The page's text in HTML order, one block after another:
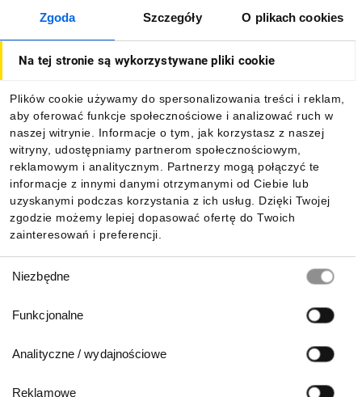
Zgoda Szczegóły O plikach cookies
Na tej stronie są wykorzystywane pliki cookie
Plików cookie używamy do spersonalizowania treści i reklam,
aby oferować funkcje społecznościowe i analizować ruch w
naszej witrynie. Informacje o tym, jak korzystasz z naszej
witryny, udostępniamy partnerom społecznościowym,
reklamowym i analitycznym. Partnerzy mogą połączyć te
informacje z innymi danymi otrzymanymi od Ciebie lub
uzyskanymi podczas korzystania z ich usług. Dzięki Twojej
zgodzie możemy lepiej dopasować ofertę do Twoich
zainteresowań i preferencji.
zgody
Niezbędne
Funkcjonalne
Analityczne / wydajnościowe
Reklamowe
O firmie
Informacje
Pobierz naszą aplikację mobilną: